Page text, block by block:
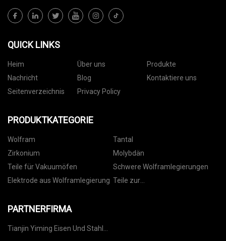
QUICK LINKS
Heim Über uns
Produkte
Nachricht
Blog
Kontaktiere uns
Seitenverzeichnis
Privacy Policy
PRODUKTKATEGORIE
Wolfram
Tantal
Zirkonium
Molybdän
Teile für Vakuumöfen
Schwere Wolframlegierungen
Elektrode aus Wolframlegierung Teile zur
PARTNERFIRMA
Tianjin Yiming Eisen Und Stahl